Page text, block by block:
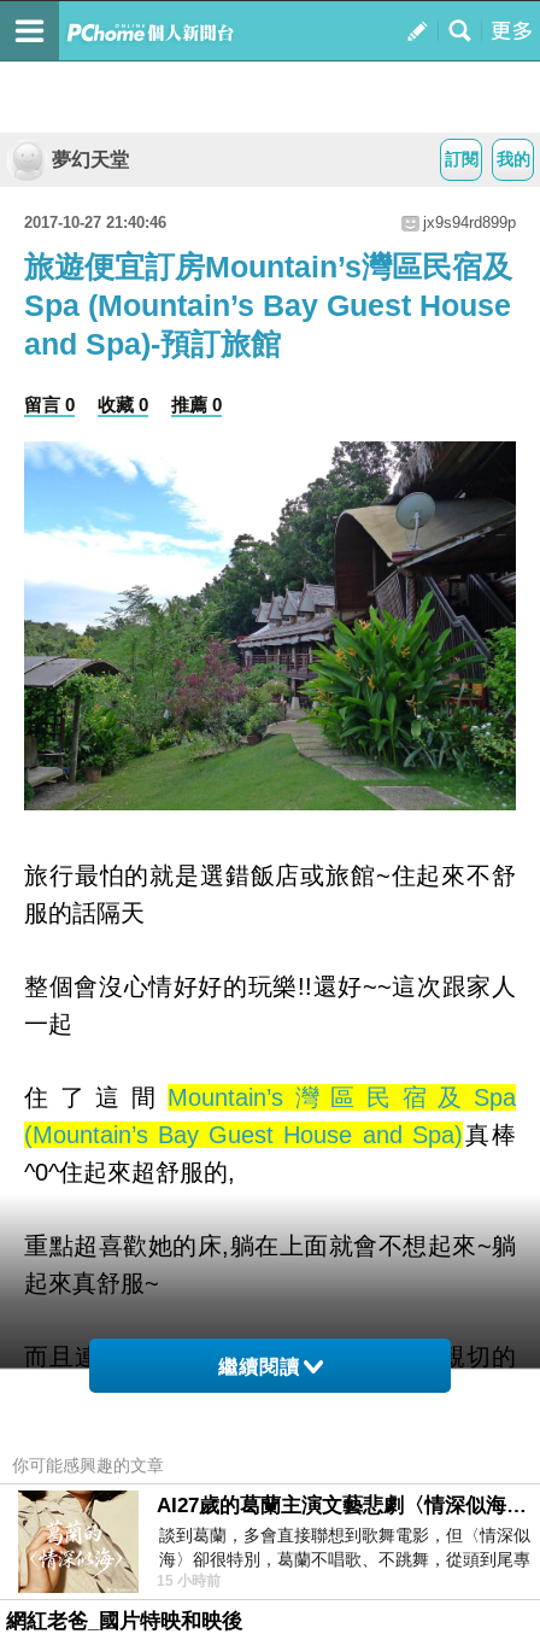
我的
訂閱
夢幻天堂
2017-10-27 21:40:46 jx9s94rd899p
旅遊便宜訂房Mountain’s灣區民宿及
Spa (Mountain’s Bay Guest House
and Spa)-預訂旅館
留言 0 收藏 0 推薦 0
旅行最怕的就是選錯飯店或旅館~住起來不舒
服的話隔天
整個會沒心情好好的玩樂!!還好~~這次跟家人
一起
住了這間 Mountain’s灣區民宿及Spa
(Mountain’s Bay Guest House and Spa)真棒
^0^住起來超舒服的,
重點超喜歡她的床,躺在上面就會不想起來~躺
起來真舒服~
而且連小孩也喜歡,服務品質當然也很親切的
~~所以想介紹
給大家如果有來這附近玩的話不妨來住看看
~~~
而且聽說這邊是可以全世界訂房
繼續閱讀
你可能感興趣的文章
AI27歲的葛蘭主演文藝悲劇〈情深似海〉 #戀上老電影 #葛蘭 #粟子
談到葛蘭，多會直接聯想到歌舞電影，但〈情深似
海〉卻很特別，葛蘭不唱歌、不跳舞，從頭到尾專
心演戲。拍攝期間，經常工作超過12個鐘
15 小時前
網紅老爸_國片特映和映後